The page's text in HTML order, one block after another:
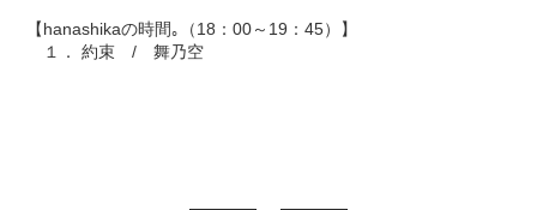
【hanashikaの時間｡（18：00～19：45）】
１． 約束 / 舞乃空